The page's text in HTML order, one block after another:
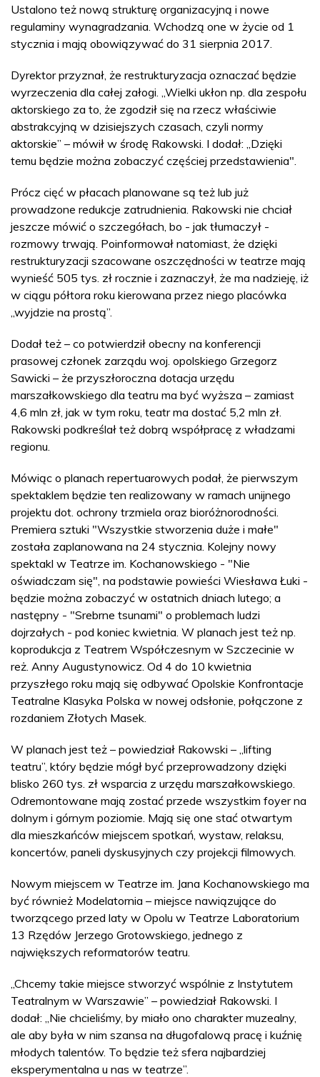
Ustalono też nową strukturę organizacyjną i nowe
regulaminy wynagradzania. Wchodzą one w życie od 1
stycznia i mają obowiązywać do 31 sierpnia 2017.
Dyrektor przyznał, że restrukturyzacja oznaczać będzie
wyrzeczenia dla całej załogi. „Wielki ukłon np. dla zespołu
aktorskiego za to, że zgodził się na rzecz właściwie
abstrakcyjną w dzisiejszych czasach, czyli normy
aktorskie” – mówił w środę Rakowski. I dodał: „Dzięki
temu będzie można zobaczyć częściej przedstawienia".
Prócz cięć w płacach planowane są też lub już
prowadzone redukcje zatrudnienia. Rakowski nie chciał
jeszcze mówić o szczegółach, bo - jak tłumaczył -
rozmowy trwają. Poinformował natomiast, że dzięki
restrukturyzacji szacowane oszczędności w teatrze mają
wynieść 505 tys. zł rocznie i zaznaczył, że ma nadzieję, iż
w ciągu półtora roku kierowana przez niego placówka
„wyjdzie na prostą”.
Dodał też – co potwierdził obecny na konferencji
prasowej członek zarządu woj. opolskiego Grzegorz
Sawicki – że przyszłoroczna dotacja urzędu
marszałkowskiego dla teatru ma być wyższa – zamiast
4,6 mln zł, jak w tym roku, teatr ma dostać 5,2 mln zł.
Rakowski podkreślał też dobrą współpracę z władzami
regionu.
Mówiąc o planach repertuarowych podał, że pierwszym
spektaklem będzie ten realizowany w ramach unijnego
projektu dot. ochrony trzmiela oraz bioróżnorodności.
Premiera sztuki "Wszystkie stworzenia duże i małe"
została zaplanowana na 24 stycznia. Kolejny nowy
spektakl w Teatrze im. Kochanowskiego - "Nie
oświadczam się", na podstawie powieści Wiesława Łuki -
będzie można zobaczyć w ostatnich dniach lutego; a
następny - "Srebrne tsunami" o problemach ludzi
dojrzałych - pod koniec kwietnia. W planach jest też np.
koprodukcja z Teatrem Współczesnym w Szczecinie w
reż. Anny Augustynowicz. Od 4 do 10 kwietnia
przyszłego roku mają się odbywać Opolskie Konfrontacje
Teatralne Klasyka Polska w nowej odsłonie, połączone z
rozdaniem Złotych Masek.
W planach jest też – powiedział Rakowski – „lifting
teatru”, który będzie mógł być przeprowadzony dzięki
blisko 260 tys. zł wsparcia z urzędu marszałkowskiego.
Odremontowane mają zostać przede wszystkim foyer na
dolnym i górnym poziomie. Mają się one stać otwartym
dla mieszkańców miejscem spotkań, wystaw, relaksu,
koncertów, paneli dyskusyjnych czy projekcji filmowych.
Nowym miejscem w Teatrze im. Jana Kochanowskiego ma
być również Modelatornia – miejsce nawiązujące do
tworzącego przed laty w Opolu w Teatrze Laboratorium
13 Rzędów Jerzego Grotowskiego, jednego z
największych reformatorów teatru.
„Chcemy takie miejsce stworzyć wspólnie z Instytutem
Teatralnym w Warszawie” – powiedział Rakowski. I
dodał: „Nie chcieliśmy, by miało ono charakter muzealny,
ale aby była w nim szansa na długofalową pracę i kuźnię
młodych talentów. To będzie też sfera najbardziej
eksperymentalna u nas w teatrze”.